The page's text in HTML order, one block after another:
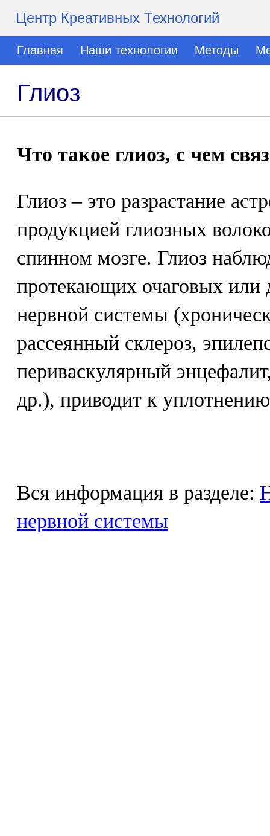
Центр Креативных Технологий
Главная Наши технологии Методы
Глиоз
Что такое глиоз, с чем
Глиоз – это разрастание
продукцией глиозных
спинном мозге. Глиоз
протекающих очаговых
нервной системы
рассеянный склероз,
периваскулярный
др.), приводит к
Вся информация в разделе:
нервной системы